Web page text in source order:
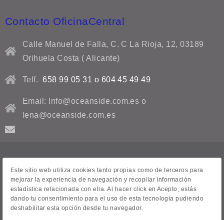
Contacto OficinaCentral
Calle Manuel de Falla, C. C La Rioja, 12, 03189
Orihuela Costa ( Alicante)
Telf. 658 99 05 31 o 604 45 49 49
Email: Info@oceanside.com.es o
lena@oceanside.com.es
Contacto
Venta de casas
Este sitio web utiliza cookies tanto propias como de terceros para
mejorar la experiencia de navegación y recopilar información
estadística relacionada con ella. Al hacer click en Acepto, estás
dando tu consentimiento para el uso de esta tecnología pudiendo
deshabilitar esta opción desde tu navegador.